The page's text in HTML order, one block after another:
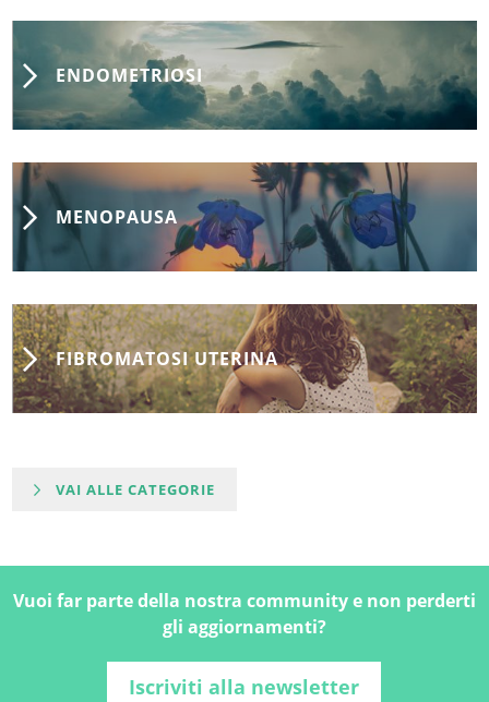
ENDOMETRIOSI
MENOPAUSA
FIBROMATOSI UTERINA
VAI ALLE CATEGORIE
Vuoi far parte della nostra community e non perderti
gli aggiornamenti?
Iscriviti alla newsletter